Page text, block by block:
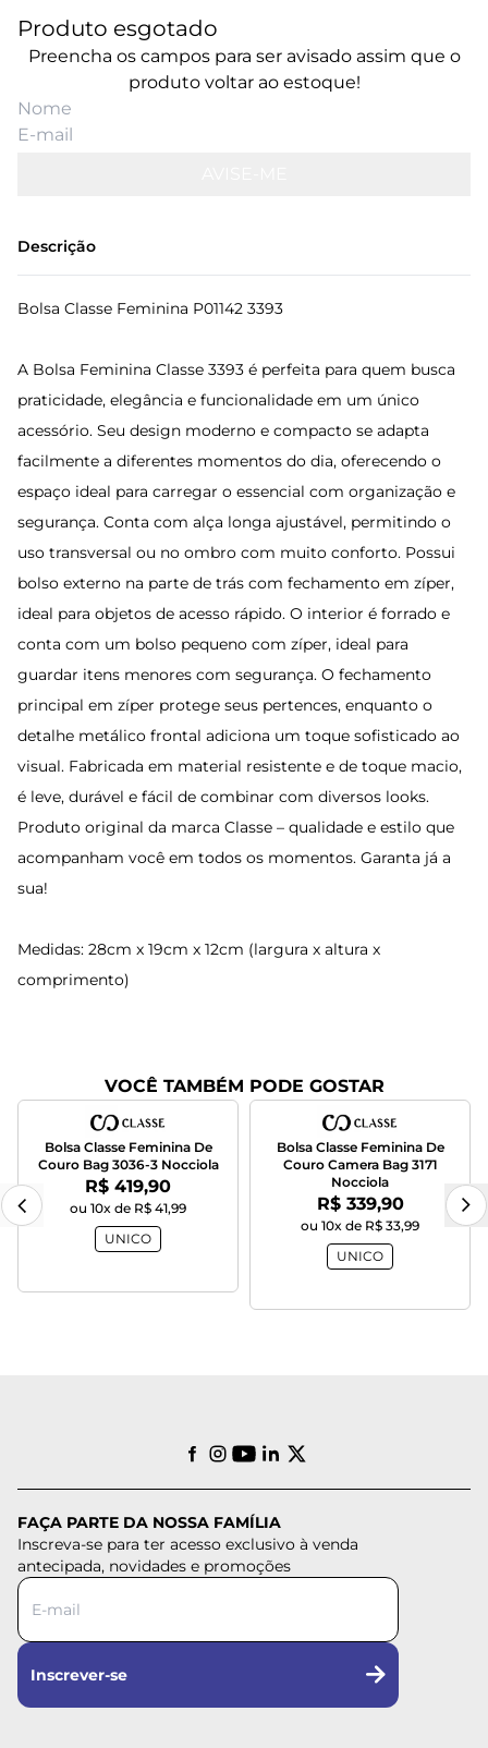
Produto esgotado
Preencha os campos para ser avisado assim que o
produto voltar ao estoque!
Descrição
Bolsa Classe Feminina P01142 3393
A Bolsa Feminina Classe 3393 é perfeita para quem busca
praticidade, elegância e funcionalidade em um único
acessório. Seu design moderno e compacto se adapta
facilmente a diferentes momentos do dia, oferecendo o
espaço ideal para carregar o essencial com organização e
segurança. Conta com alça longa ajustável, permitindo o
uso transversal ou no ombro com muito conforto. Possui
bolso externo na parte de trás com fechamento em zíper,
ideal para objetos de acesso rápido. O interior é forrado e
conta com um bolso pequeno com zíper, ideal para
guardar itens menores com segurança. O fechamento
principal em zíper protege seus pertences, enquanto o
detalhe metálico frontal adiciona um toque sofisticado ao
visual. Fabricada em material resistente e de toque macio,
é leve, durável e fácil de combinar com diversos looks.
Produto original da marca Classe – qualidade e estilo que
acompanham você em todos os momentos. Garanta já a
sua!
Medidas: 28cm x 19cm x 12cm (largura x altura x
comprimento)
VOCÊ TAMBÉM PODE GOSTAR
Bolsa Classe Feminina De
Couro Bag 3036-3 Nocciola
Por:
R$ 419,90
ou 10x de R$ 41,99
UNICO
Bolsa Classe Feminina De
Couro Camera Bag 3171
Nocciola
Por:
R$ 339,90
ou 10x de R$ 33,99
UNICO
FAÇA PARTE DA NOSSA FAMÍLIA
Inscreva-se para ter acesso exclusivo à venda
antecipada, novidades e promoções
Inscrever-se